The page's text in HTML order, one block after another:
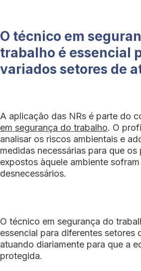
O técnico em
trabalho é essencial
variados setores de
A aplicação das NRs é parte do
em segurança do trabalho. O
analisar os riscos ambientais e
medidas necessárias para que
expostos àquele ambiente
desnecessários.
O técnico em segurança do
essencial para diferentes setores
atuando diariamente para que a
protegida.